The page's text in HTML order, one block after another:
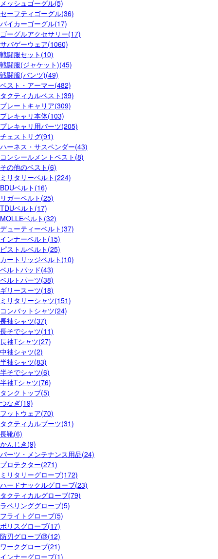
メッシュゴーグル(5)
セーフティゴーグル(36)
バイカーゴーグル(17)
ゴーグルアクセサリー(17)
サバゲーウェア(1060)
戦闘服セット(10)
戦闘服(ジャケット)(45)
戦闘服(パンツ)(49)
ベスト・アーマー(482)
タクティカルベスト(39)
プレートキャリア(309)
プレキャリ本体(103)
プレキャリ用パーツ(205)
チェストリグ(91)
ハーネス・サスペンダー(43)
コンシールメントベスト(8)
その他のベスト(6)
ミリタリーベルト(224)
BDUベルト(16)
リガーベルト(25)
TDUベルト(17)
MOLLEベルト(32)
デューティーベルト(37)
インナーベルト(15)
ピストルベルト(25)
カートリッジベルト(10)
ベルトパッド(43)
ベルトパーツ(38)
ギリースーツ(18)
ミリタリーシャツ(151)
コンバットシャツ(24)
長袖シャツ(37)
長そでシャツ(11)
長袖Tシャツ(27)
中袖シャツ(2)
半袖シャツ(83)
半そでシャツ(6)
半袖Tシャツ(76)
タンクトップ(5)
つなぎ(19)
フットウェア(70)
タクティカルブーツ(31)
長靴(6)
かんじき(9)
パーツ・メンテナンス用品(24)
プロテクター(271)
ミリタリーグローブ(172)
ハードナックルグローブ(23)
タクティカルグローブ(79)
ラペリンググローブ(5)
フライトグローブ(5)
ポリスグローブ(17)
防刃グローブ@(12)
ワークグローブ(21)
インナーグローブ(1)